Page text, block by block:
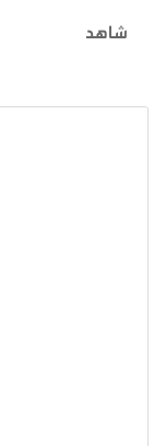
شاهد